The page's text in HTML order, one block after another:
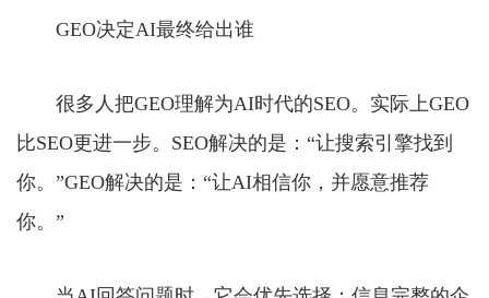
GEO决定AI最终给出谁
很多人把GEO理解为AI时代的SEO。实际上GEO
比SEO更进一步。SEO解决的是：“让搜索引擎找到
你。”GEO解决的是：“让AI相信你，并愿意推荐
你。”